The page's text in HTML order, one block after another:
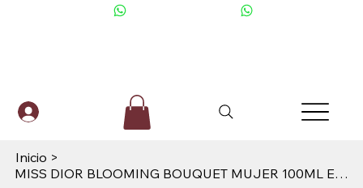
Inicio >
MISS DIOR BLOOMING BOUQUET MUJER 100ML EDT DIOR